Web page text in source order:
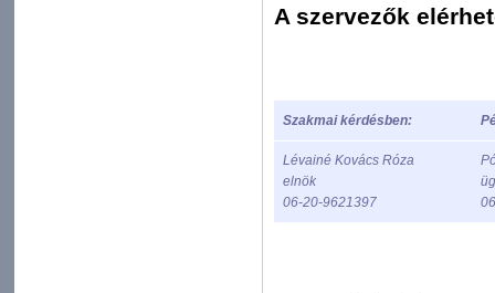
A szervezők
Szakmai kérdésben:
Lévainé Kovács Róza
elnök
06-20-9621397